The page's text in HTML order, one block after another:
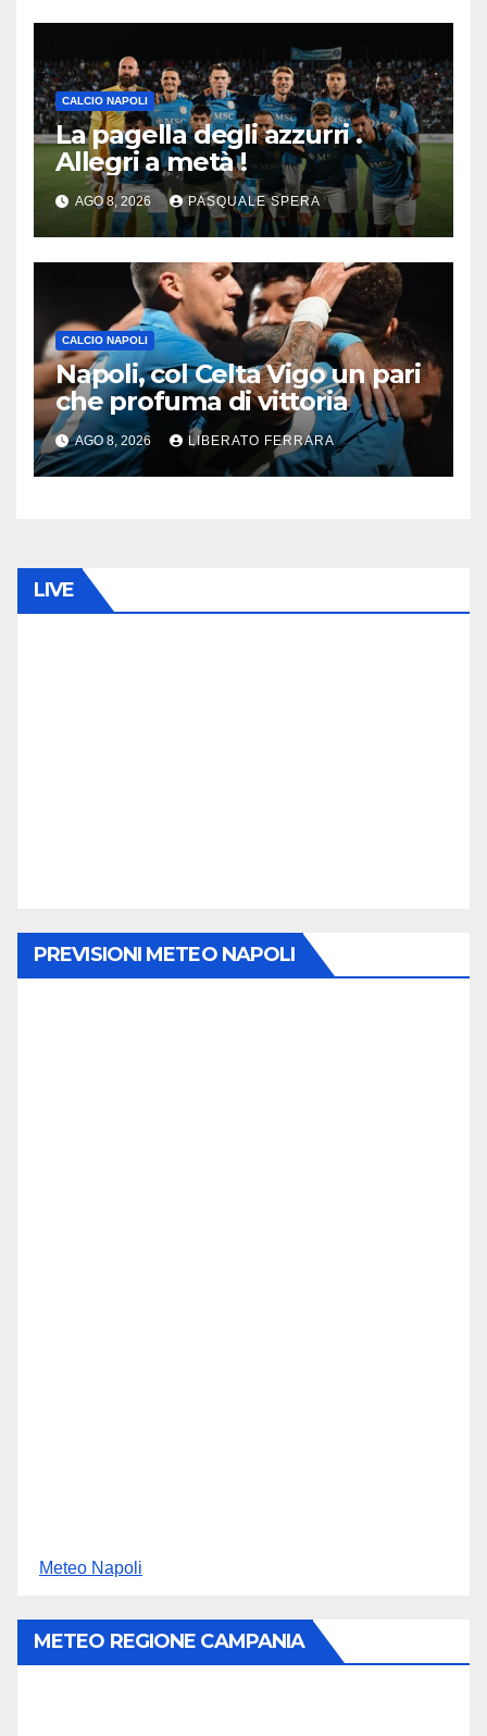
CALCIO NAPOLI
La pagella degli azzurri .
Allegri a metà !
AGO 8, 2026 PASQUALE SPERA
CALCIO NAPOLI
Napoli, col Celta Vigo un pari
che profuma di vittoria
AGO 8, 2026 LIBERATO FERRARA
LIVE
PREVISIONI METEO NAPOLI
Meteo Napoli
METEO REGIONE CAMPANIA